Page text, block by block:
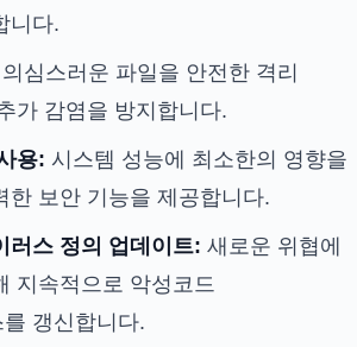
니다.
의심스러운 파일을 안전한 격리
가 감염을 방지합니다.
용: 시스템 성능에 최소한의 영향을
한 보안 기능을 제공합니다.
러스 정의 업데이트: 새로운 위협에
지속적으로 악성코드
갱신합니다.